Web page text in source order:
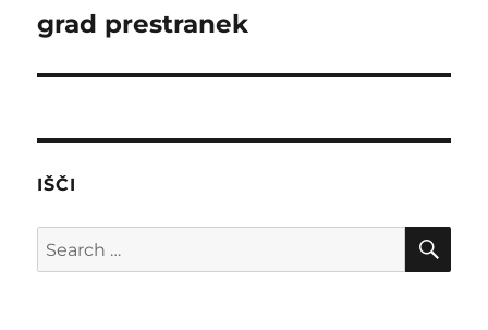
Next
grad prestranek
IŠČI
Search
for: